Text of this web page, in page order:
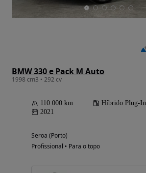
BMW 330 e Pack M Auto
1998 cm3 • 292 cv
110 000 km Híbrido Plug-In
2021
Seroa (Porto)
Profissional • Para o topo